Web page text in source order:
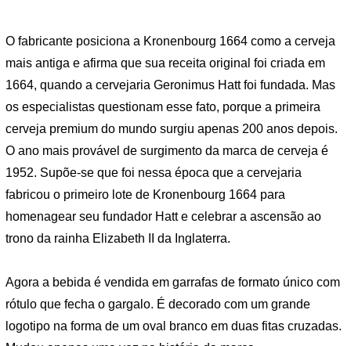
O fabricante posiciona a Kronenbourg 1664 como a cerveja
mais antiga e afirma que sua receita original foi criada em
1664, quando a cervejaria Geronimus Hatt foi fundada. Mas
os especialistas questionam esse fato, porque a primeira
cerveja premium do mundo surgiu apenas 200 anos depois.
O ano mais provável de surgimento da marca de cerveja é
1952. Supõe-se que foi nessa época que a cervejaria
fabricou o primeiro lote de Kronenbourg 1664 para
homenagear seu fundador Hatt e celebrar a ascensão ao
trono da rainha Elizabeth II da Inglaterra.
Agora a bebida é vendida em garrafas de formato único com
rótulo que fecha o gargalo. É decorado com um grande
logotipo na forma de um oval branco em duas fitas cruzadas.